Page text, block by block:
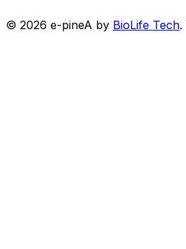
© 2026 e-pineA by BioLife Tech.